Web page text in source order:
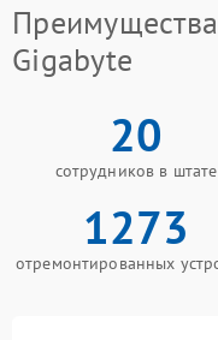
Gigabyte
20
сотрудников в штате
1273
отремонтированных